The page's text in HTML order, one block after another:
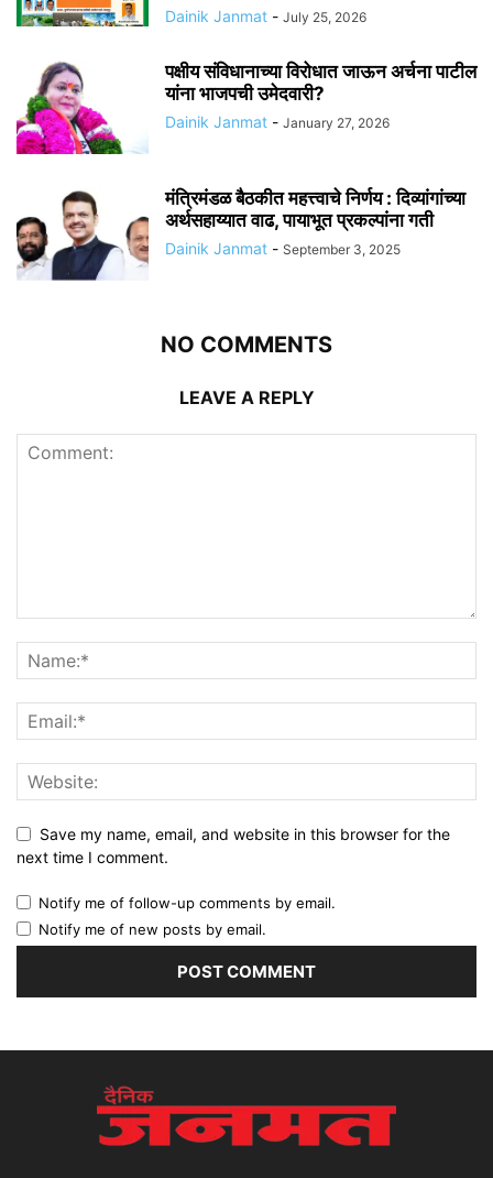
Dainik Janmat - July 25, 2026
पक्षीय संविधानाच्या विरोधात जाऊन अर्चना पाटील
यांना भाजपची उमेदवारी?
Dainik Janmat - January 27, 2026
मंत्रिमंडळ बैठकीत महत्त्वाचे निर्णय : दिव्यांगांच्या
अर्थसहाय्यात वाढ, पायाभूत प्रकल्पांना गती
Dainik Janmat - September 3, 2025
NO COMMENTS
LEAVE A REPLY
Save my name, email, and website in this browser for the
next time I comment.
Notify me of follow-up comments by email.
Notify me of new posts by email.